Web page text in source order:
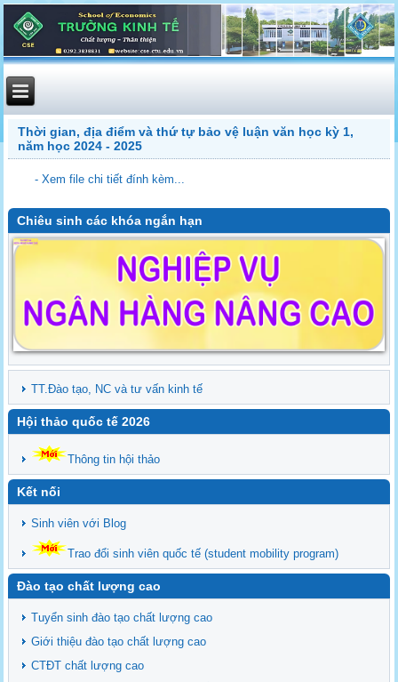
Thời gian, địa điểm và thứ tự bảo vệ luận văn học kỳ 1,
năm học 2024 - 2025
- Xem file chi tiết đính kèm...
Chiêu sinh các khóa ngắn hạn
TT.Đào tạo, NC và tư vấn kinh tế
Hội thảo quốc tế 2026
Thông tin hội thảo
Kết nối
Sinh viên với Blog
Trao đổi sinh viên quốc tế (student mobility program)
Đào tạo chất lượng cao
Tuyển sinh đào tạo chất lượng cao
Giới thiệu đào tạo chất lượng cao
CTĐT chất lượng cao